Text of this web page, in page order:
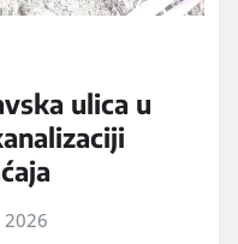
ulica u
2026